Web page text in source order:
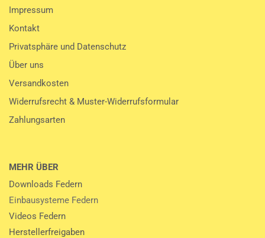
Impressum
Kontakt
Privatsphäre und Datenschutz
Über uns
Versandkosten
Widerrufsrecht & Muster-Widerrufsformular
Zahlungsarten
MEHR ÜBER
Downloads Federn
Einbausysteme Federn
Videos Federn
Herstellerfreigaben